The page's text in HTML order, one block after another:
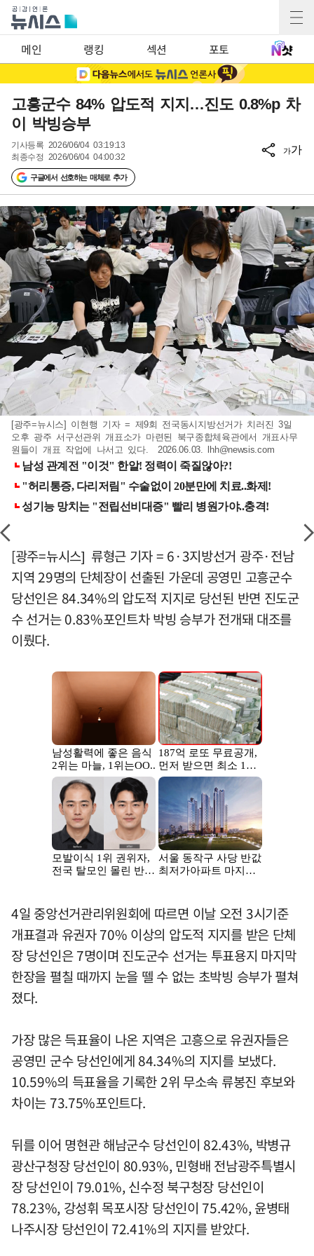
메인 랭킹 섹션 포토
고흥군수 84% 압도적 지지…진도 0.8%p 차
이 박빙승부
기사등록 2026/06/04 03:19:13
최종수정 2026/06/04 04:00:32
구글에서 선호하는 매체로 추가
가가
[광주=뉴시스] 이현행 기자 = 제9회 전국동시지방선거가 치러진 3일
오후 광주 서구선관위 개표소가 마련된 북구종합체육관에서 개표사무
원들이 개표 작업에 나서고 있다. 2026.06.03. lhh@newsis.com
[광주=뉴시스] 류형근 기자 = 6·3지방선거 광주·전남
지역 29명의 단체장이 선출된 가운데 공영민 고흥군수
당선인은 84.34%의 압도적 지지로 당선된 반면 진도군
수 선거는 0.83%포인트차 박빙 승부가 전개돼 대조를
이뤘다.
4일 중앙선거관리위원회에 따르면 이날 오전 3시기준
개표결과 유권자 70% 이상의 압도적 지지를 받은 단체
장 당선인은 7명이며 진도군수 선거는 투표용지 마지막
한장을 펼칠 때까지 눈을 뗄 수 없는 초박빙 승부가 펼쳐
졌다.
가장 많은 득표율이 나온 지역은 고흥으로 유권자들은
공영민 군수 당선인에게 84.34%의 지지를 보냈다.
10.59%의 득표율을 기록한 2위 무소속 류봉진 후보와
차이는 73.75%포인트다.
뒤를 이어 명현관 해남군수 당선인이 82.43%, 박병규
광산구청장 당선인이 80.93%, 민형배 전남광주특별시
장 당선인이 79.01%, 신수정 북구청장 당선인이
78.23%, 강성휘 목포시장 당선인이 75.42%, 윤병태
나주시장 당선인이 72.41%의 지지를 받았다.